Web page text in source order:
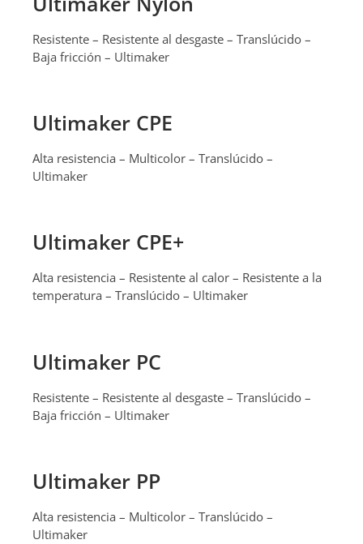
Resistente – Resistente al desgaste – Translúcido –
Baja fricción – Ultimaker
Ultimaker CPE
Alta resistencia – Multicolor – Translúcido –
Ultimaker
Ultimaker CPE+
Alta resistencia – Resistente al calor – Resistente a la
temperatura – Translúcido – Ultimaker
Ultimaker PC
Resistente – Resistente al desgaste – Translúcido –
Baja fricción – Ultimaker
Ultimaker PP
Alta resistencia – Multicolor – Translúcido –
Ultimaker